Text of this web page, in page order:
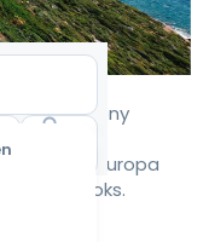
Goboony
in Europa
roadbooks.